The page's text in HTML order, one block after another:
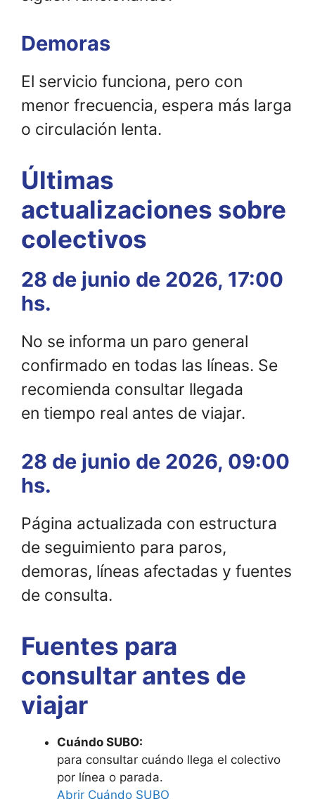
Demoras
El servicio funciona, pero con
menor frecuencia, espera más larga
o circulación lenta.
Últimas
actualizaciones sobre
colectivos
28 de junio de 2026, 17:00
hs.
No se informa un paro general
confirmado en todas las líneas. Se
recomienda consultar llegada
en tiempo real antes de viajar.
28 de junio de 2026, 09:00
hs.
Página actualizada con estructura
de seguimiento para paros,
demoras, líneas afectadas y fuentes
de consulta.
Fuentes para
consultar antes de
viajar
Cuándo SUBO:
para consultar cuándo llega el colectivo
por línea o parada.
Abrir Cuándo SUBO